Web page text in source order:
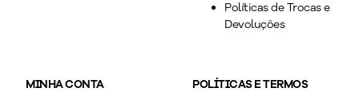
Políticas de Trocas e
Devoluções
MINHA CONTA POLÍTICAS E TERMOS